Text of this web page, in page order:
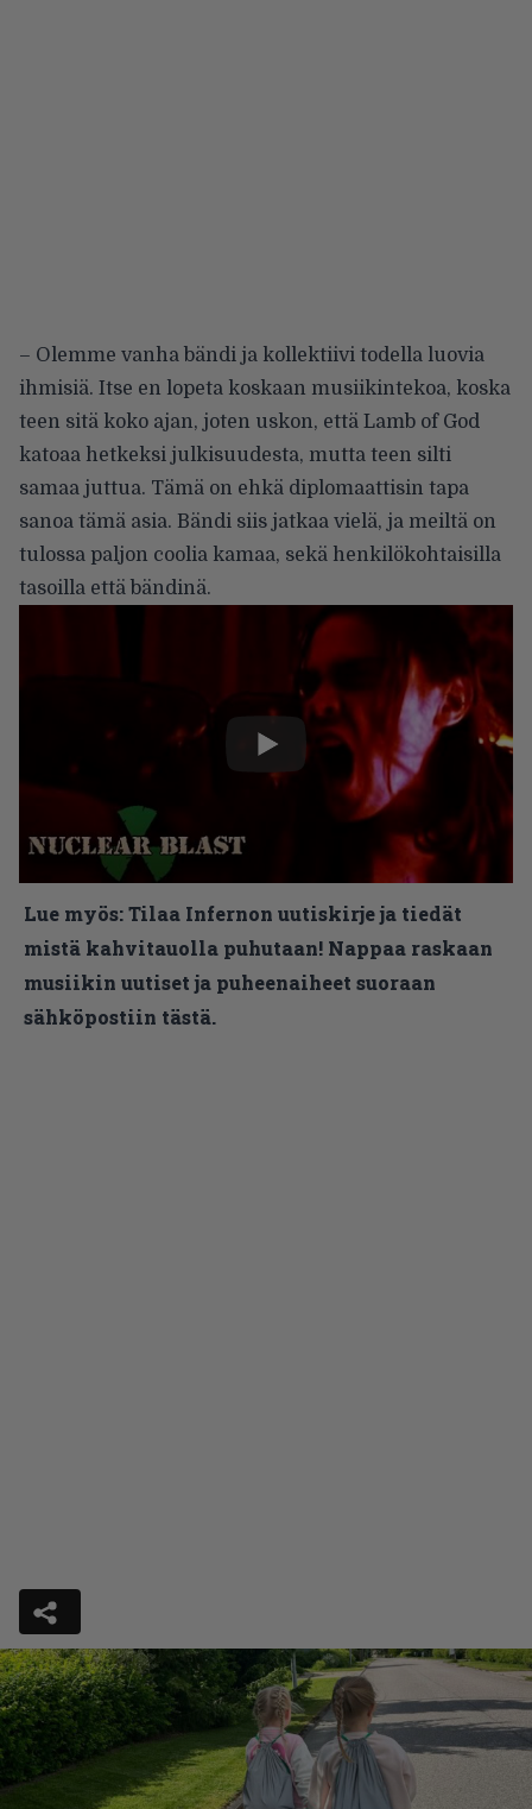
– Olemme vanha bändi ja kollektiivi todella luovia
ihmisiä. Itse en lopeta koskaan musiikintekoa, koska
teen sitä koko ajan, joten uskon, että Lamb of God
katoaa hetkeksi julkisuudesta, mutta teen silti
samaa juttua. Tämä on ehkä diplomaattisin tapa
sanoa tämä asia. Bändi siis jatkaa vielä, ja meiltä on
tulossa paljon coolia kamaa, sekä henkilökohtaisilla
tasoilla että bändinä.
Lue myös:Tilaa Infernon uutiskirje ja tiedät
mistä kahvitauolla puhutaan! Nappaa raskaan
musiikin uutiset ja puheenaiheet suoraan
sähköpostiin tästä.